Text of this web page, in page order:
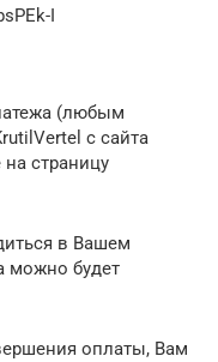
I
(любым
с сайта
страницу
в Вашем
можно будет
оплаты, Вам